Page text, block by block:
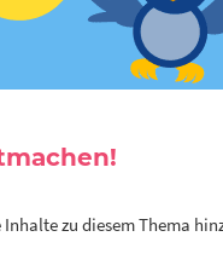
Inhalte zu diesem Thema